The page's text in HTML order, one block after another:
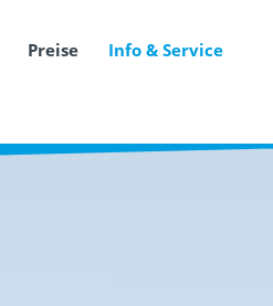
Preise
Info & Service